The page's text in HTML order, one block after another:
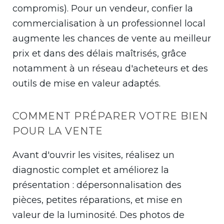
compromis). Pour un vendeur, confier la
commercialisation à un professionnel local
augmente les chances de vente au meilleur
prix et dans des délais maîtrisés, grâce
notamment à un réseau d'acheteurs et des
outils de mise en valeur adaptés.
COMMENT PRÉPARER VOTRE BIEN
POUR LA VENTE
Avant d'ouvrir les visites, réalisez un
diagnostic complet et améliorez la
présentation : dépersonnalisation des
pièces, petites réparations, et mise en
valeur de la luminosité. Des photos de